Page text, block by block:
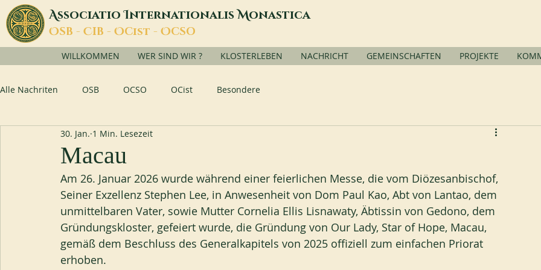
AssociatioInternationalisMonastica
OSB - CIB - OCist - OCSO
WILLKOMMEN WER SIND WIR ? KLOSTERLEBEN NACHRICHT GEMEINSCHAFTEN PROJEKTE
Alle Nachriten OSB OCSO OCist Besondere
Macau
30. Jan. 1 Min. Lesezeit
Am 26. Januar 2026 wurde während einer feierlichen Messe, die vom Diözesanbischof,
Seiner Exzellenz Stephen Lee, in Anwesenheit von Dom Paul Kao, Abt von Lantao, dem
unmittelbaren Vater, sowie Mutter Cornelia Ellis Lisnawaty, Äbtissin von Gedono, dem
Gründungskloster, gefeiert wurde, die Gründung von Our Lady, Star of Hope, Macau,
gemäß dem Beschluss des Generalkapitels von 2025 offiziell zum einfachen Priorat
erhoben.